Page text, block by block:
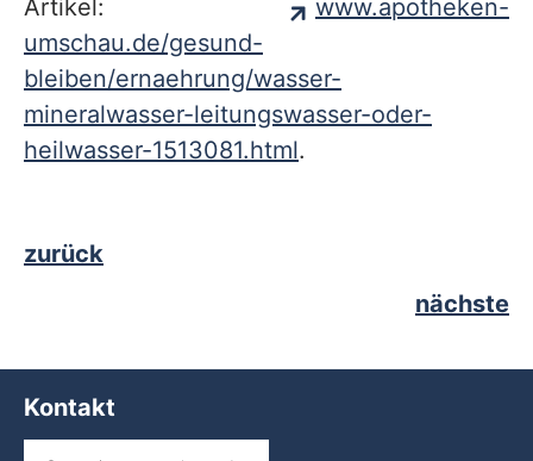
Artikel:
www.apotheken-
umschau.de/gesund-
bleiben/ernaehrung/wasser-
mineralwasser-leitungswasser-oder-
heilwasser-1513081.html.
zurück
nächste
Kontakt